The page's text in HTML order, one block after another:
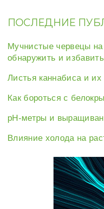
ПОСЛЕДНИЕ
Мучнистые червецы на
обнаружить и
Листья каннабиса и их
Как бороться с
рН-метры и
Влияние холода на